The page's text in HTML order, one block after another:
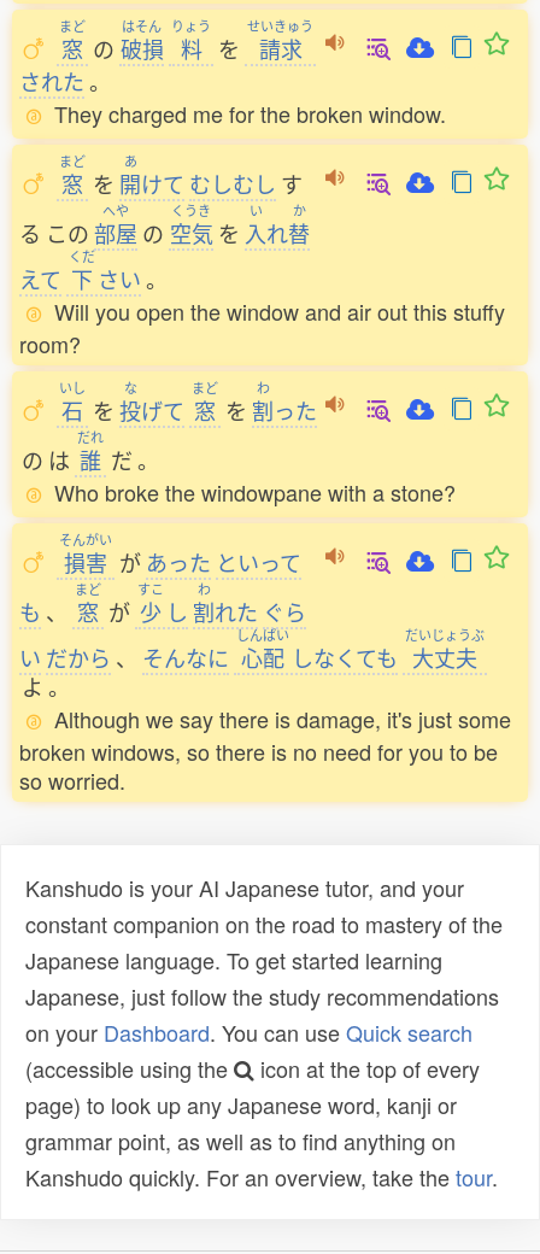
まど
窓 の
はそん
破損
りょう
料 を
せいきゅう
請求
された。
They charged me for the broken window.
まど
窓 を
あ
開けて むしむし す
る この
へや
部屋 の
くうき
空気 を
い
入れ
か
替
えて
くだ
下 さい。
Will you open the window and air out this stuffy
room?
いし
石 を
な
投げて
まど
窓 を
わ
割った
の は
だれ
誰 だ。
Who broke the windowpane with a stone?
そんがい
損害 が あった といって
も 、
まど
窓 が
すこ
少 し
わ
割れた ぐら
い だから 、 そんなに
しんぱい
心配 しなくても
だいじょうぶ
大丈夫
よ 。
Although we say there is damage, it's just some
broken windows, so there is no need for you to be
so worried.
Kanshudo is your AI Japanese tutor, and your
constant companion on the road to mastery of the
Japanese language. To get started learning
Japanese, just follow the study recommendations
on your Dashboard. You can useQuick search
(accessible using the
icon at the top of every
page) to look up any Japanese word, kanji or
grammar point, as well as to find anything on
Kanshudo quickly. For an overview, take thetour.